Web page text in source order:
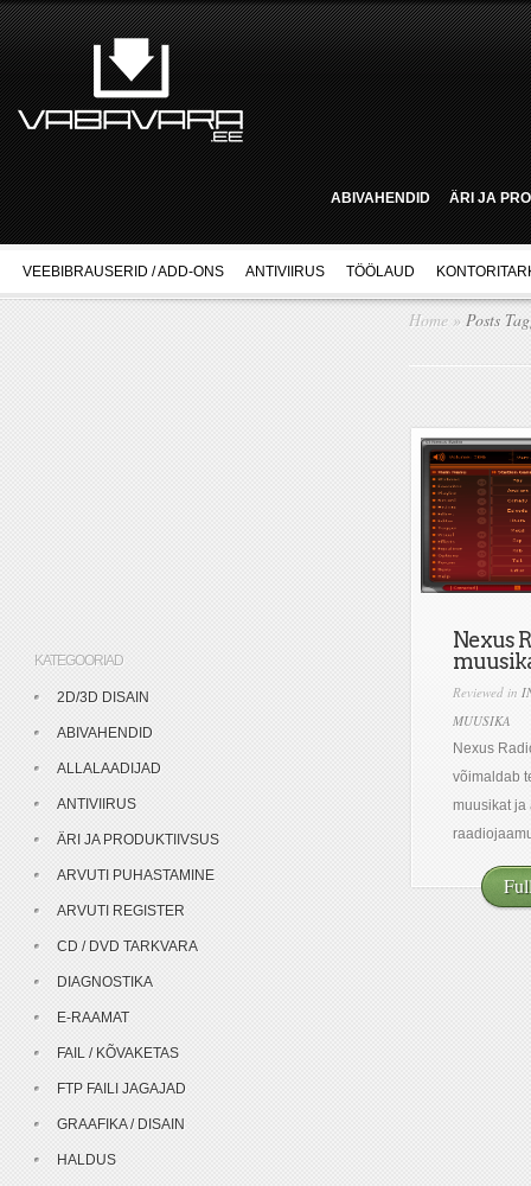
ABIVAHENDID ÄRI JA
VEEBIBRAUSERID / ADD-ONS ANTIVIIRUS TÖÖLAUD
Home » Posts
Nexus
Reviewed in
MUUSIKA
Nexus
võimaldab
muusikat
KATEGOORIAD
2D/3D DISAIN
ABIVAHENDID
ALLALAADIJAD
ANTIVIIRUS
ÄRI JA PRODUKTIIVSUS
ARVUTI PUHASTAMINE
ARVUTI REGISTER
CD / DVD TARKVARA
DIAGNOSTIKA
E-RAAMAT
FAIL / KÕVAKETAS
FTP FAILI JAGAJAD
GRAAFIKA / DISAIN
HALDUS